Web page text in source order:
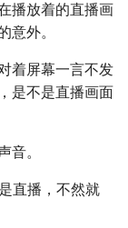
播放着的直播画
意外。
着屏幕一言不发
是不是直播画面
音。
直播，不然就